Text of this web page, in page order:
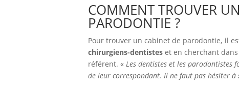
COMMENT TROUVER
PARODONTIE ?
Pour trouver un cabinet de parodontie, il
chirurgiens-dentistes et en cherchant dans
référent. « Les dentistes et les parodontistes
de leur correspondant. Il ne faut pas hésiter à